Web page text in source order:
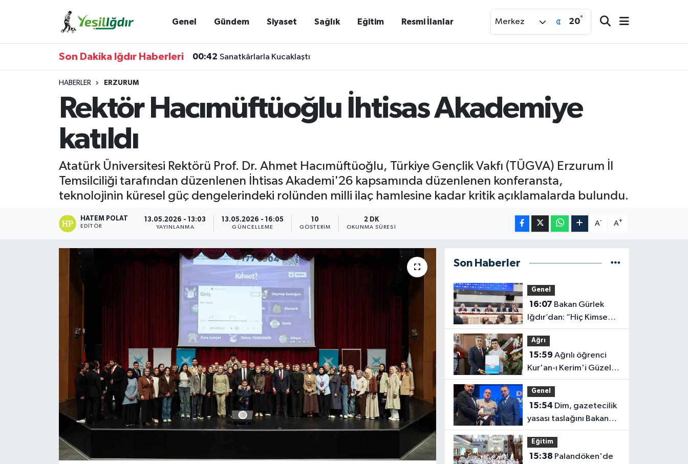
Genel Gündem Siyaset Sağlık Eğitim Resmi İlanlar Merkez 20°
Son Dakika Iğdır Haberleri 00:42 Sanatkârlarla Kucaklaştı
HABERLER ERZURUM
Rektör Hacımüftüoğlu İhtisas Akademiye
katıldı
Atatürk Üniversitesi Rektörü Prof. Dr. Ahmet Hacımüftüoğlu, Türkiye Gençlik Vakfı (TÜGVA) Erzurum İl
Temsilciliği tarafından düzenlenen İhtisas Akademi'26 kapsamında düzenlenen konferansta,
teknolojinin küresel güç dengelerindeki rolünden milli ilaç hamlesine kadar kritik açıklamalarda bulundu.
HATEM POLAT
EDITÖR
13.05.2026 - 13:03
YAYINLANMA
13.05.2026 - 16:05
GÜNCELLEME
10
GÖSTERIM
2 DK
OKUNMA SÜRESI
A- A+
Son Haberler
Genel
16:07
Iğdır’dan: “Hiç Kimse
Hukukun Üzerinde
Değil”
Ağrı
15:59
Kur'an-ı Kerim'i Güzel
Okuma Yarışması'nda
Türkiye ikincisi oldu
Genel
15:54
yasası taslağını Bakan
Gürlek'e sundu
Eğitim
15:38
Iğdır Trafik Yoğunluk Haritası
Süper Lig Puan Durumu ve Fikstür
Tüm Manşetler
Son Dakika Haberleri
Haber Arşivi